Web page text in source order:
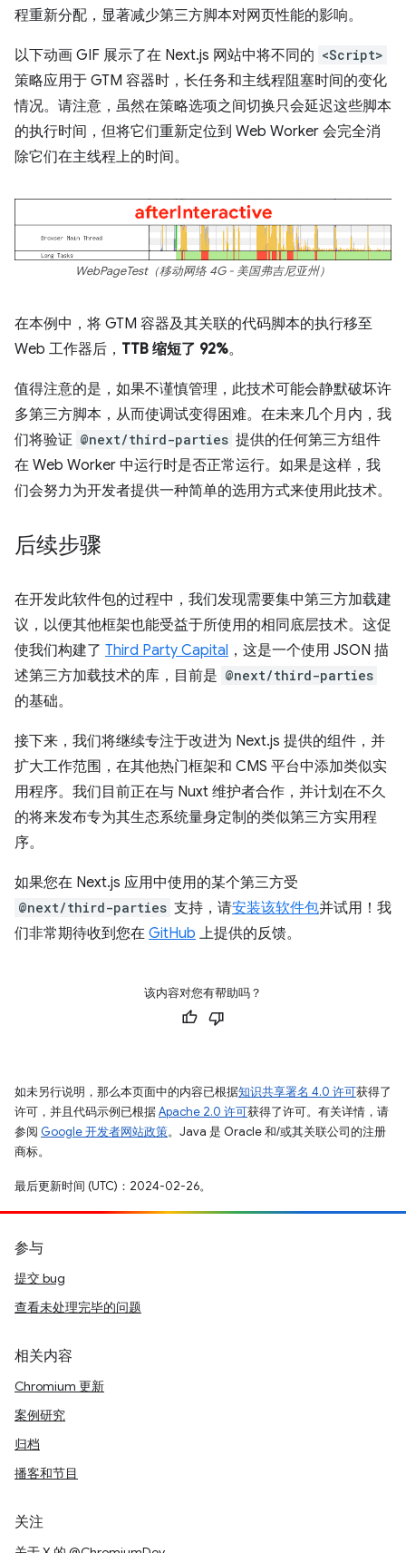
程重新分配，显著减少第三方脚本对网页性能的影响。
以下动画 GIF 展示了在 Next.js 网站中将不同的 <Script>
策略应用于 GTM 容器时，长任务和主线程阻塞时间的变化
情况。请注意，虽然在策略选项之间切换只会延迟这些脚本
的执行时间，但将它们重新定位到 Web Worker 会完全消
除它们在主线程上的时间。
WebPageTest（移动网络 4G - 美国弗吉尼亚州）
在本例中，将 GTM 容器及其关联的代码脚本的执行移至
Web 工作器后， TTB 缩短了 92%。
值得注意的是，如果不谨慎管理，此技术可能会静默破坏许
多第三方脚本，从而使调试变得困难。在未来几个月内，我
们将验证 @next/third-parties 提供的任何第三方组件
在 Web Worker 中运行时是否正常运行。如果是这样，我
们会努力为开发者提供一种简单的选用方式来使用此技术。
后续步骤
在开发此软件包的过程中，我们发现需要集中第三方加载建
议，以便其他框架也能受益于所使用的相同底层技术。这促
使我们构建了 Third Party Capital ，这是一个使用 JSON 描
述第三方加载技术的库，目前是 @next/third-parties
的基础。
接下来，我们将继续专注于改进为 Next.js 提供的组件，并
扩大工作范围，在其他热门框架和 CMS 平台中添加类似实
用程序。我们目前正在与 Nuxt 维护者合作，并计划在不久
的将来发布专为其生态系统量身定制的类似第三方实用程
序。
如果您在 Next.js 应用中使用的某个第三方受
@next/third-parties 支持，请安装该软件包并试用！我
们非常期待收到您在 GitHub 上提供的反馈。
该内容对您有帮助吗？
如未另行说明，那么本页面中的内容已根据知识共享署名 4.0 许可获得了
许可，并且代码示例已根据Apache 2.0 许可获得了许可。有关详情，请
参阅 Google 开发者网站政策。Java 是 Oracle 和/或其关联公司的注册
商标。
最后更新时间 (UTC)：2024-02-26。
参与
提交 bug
查看未处理完毕的问题
相关内容
Chromium 更新
案例研究
归档
播客和节目
关注